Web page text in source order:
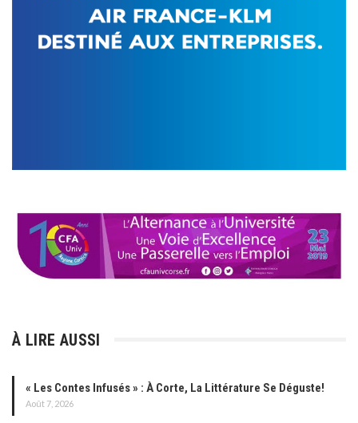
À LIRE AUSSI
« Les Contes Infusés » : À Corte, La Littérature Se Déguste!
Août 7, 2026